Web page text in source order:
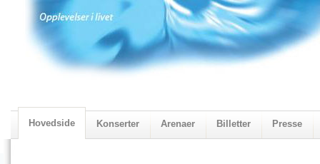
Hovedside Konserter Arenaer Billetter Presse